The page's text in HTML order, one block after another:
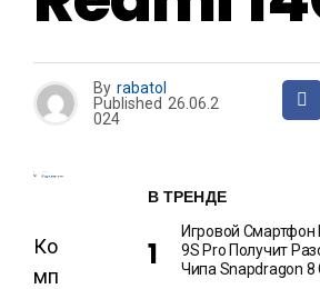
By rabatol
Published 26.06.2
024
Ко
мп
В ТРЕНДЕ
Игровой Смартфон
9S Pro Получит
Чипа Snapdragon 8